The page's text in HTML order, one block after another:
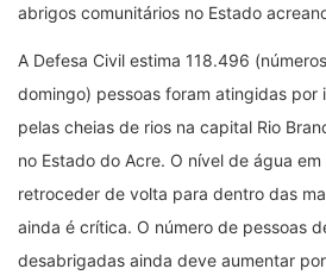
abrigos comunitários no Estado
A Defesa Civil estima 118.496
domingo) pessoas foram atingidas por
pelas cheias de rios na capital Rio
no Estado do Acre. O nível de água
retroceder de volta para dentro das
ainda é crítica. O número de pessoas
desabrigadas ainda deve aumentar